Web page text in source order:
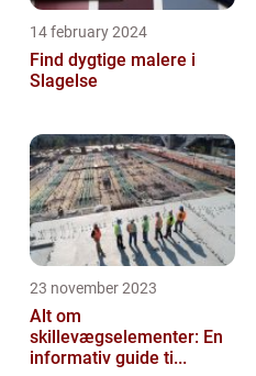
14 february 2024
Find dygtige malere i
Slagelse
23 november 2023
Alt om
skillevægselementer: En
informativ guide ti...